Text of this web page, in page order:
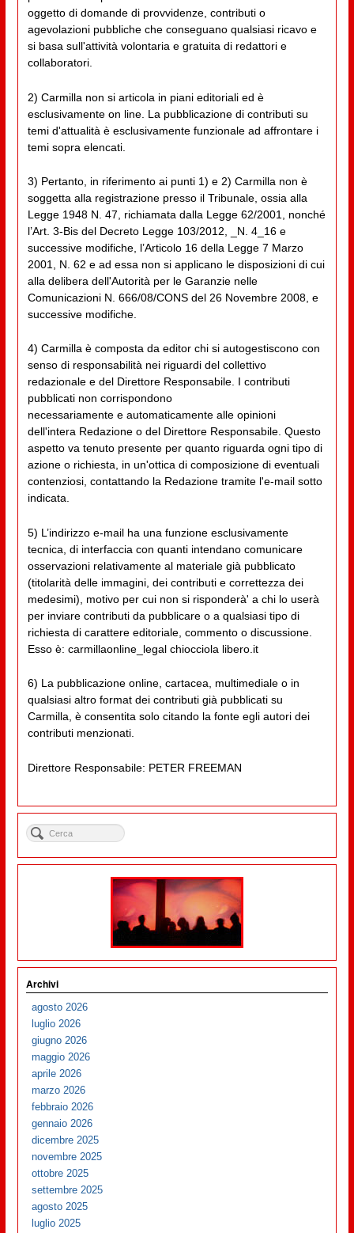
oggetto di domande di provvidenze, contributi o
agevolazioni pubbliche che conseguano qualsiasi ricavo e
si basa sull'attività volontaria e gratuita di redattori e
collaboratori.
2) Carmilla non si articola in piani editoriali ed è
esclusivamente on line. La pubblicazione di contributi su
temi d'attualità è esclusivamente funzionale ad affrontare i
temi sopra elencati.
3) Pertanto, in riferimento ai punti 1) e 2) Carmilla non è
soggetta alla registrazione presso il Tribunale, ossia alla
Legge 1948 N. 47, richiamata dalla Legge 62/2001, nonché
l’Art. 3-Bis del Decreto Legge 103/2012, _N. 4_16 e
successive modifiche, l’Articolo 16 della Legge 7 Marzo
2001, N. 62 e ad essa non si applicano le disposizioni di cui
alla delibera dell'Autorità per le Garanzie nelle
Comunicazioni N. 666/08/CONS del 26 Novembre 2008, e
successive modifiche.
4) Carmilla è composta da editor chi si autogestiscono con
senso di responsabilità nei riguardi del collettivo
redazionale e del Direttore Responsabile. I contributi
pubblicati non corrispondono
necessariamente e automaticamente alle opinioni
dell'intera Redazione o del Direttore Responsabile. Questo
aspetto va tenuto presente per quanto riguarda ogni tipo di
azione o richiesta, in un'ottica di composizione di eventuali
contenziosi, contattando la Redazione tramite l'e-mail sotto
indicata.
5) L’indirizzo e-mail ha una funzione esclusivamente
tecnica, di interfaccia con quanti intendano comunicare
osservazioni relativamente al materiale già pubblicato
(titolarità delle immagini, dei contributi e correttezza dei
medesimi), motivo per cui non si risponderà' a chi lo userà
per inviare contributi da pubblicare o a qualsiasi tipo di
richiesta di carattere editoriale, commento o discussione.
Esso è: carmillaonline_legal chiocciola libero.it
6) La pubblicazione online, cartacea, multimediale o in
qualsiasi altro format dei contributi già pubblicati su
Carmilla, è consentita solo citando la fonte egli autori dei
contributi menzionati.
Direttore Responsabile: PETER FREEMAN
Archivi
agosto 2026
luglio 2026
giugno 2026
maggio 2026
aprile 2026
marzo 2026
febbraio 2026
gennaio 2026
dicembre 2025
novembre 2025
ottobre 2025
settembre 2025
agosto 2025
luglio 2025